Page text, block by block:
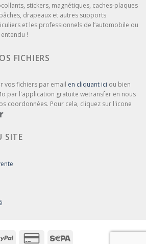
stickers, magnétiques, caches-plaques
drapeaux et autres supports
et les professionnels de l’automobile ou
!
FICHIERS
vos fichiers par email en cliquant ici ou bien
par l'application gratuite wetransfer en nous
coordonnées. Pour cela, cliquez sur l'icone
SITE